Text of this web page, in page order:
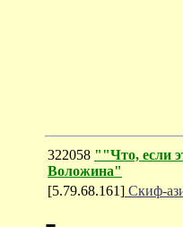
322058 ""Что, если
Воложина"
[5.79.68.161] Скиф-